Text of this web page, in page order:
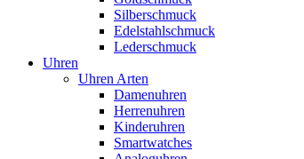
Silberschmuck
Edelstahlschmuck
Lederschmuck
Uhren
Uhren Arten
Damenuhren
Herrenuhren
Kinderuhren
Smartwatches